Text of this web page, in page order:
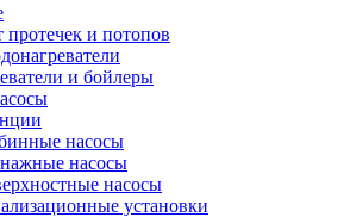
протечек и потопов
и бойлеры
насосы
насосы
насосы
установки